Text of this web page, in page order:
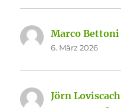
Marco Bettoni
6. März 2026
Jörn Loviscach